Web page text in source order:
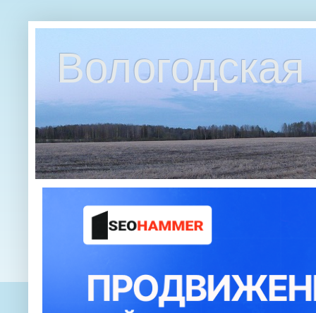
Вологодская